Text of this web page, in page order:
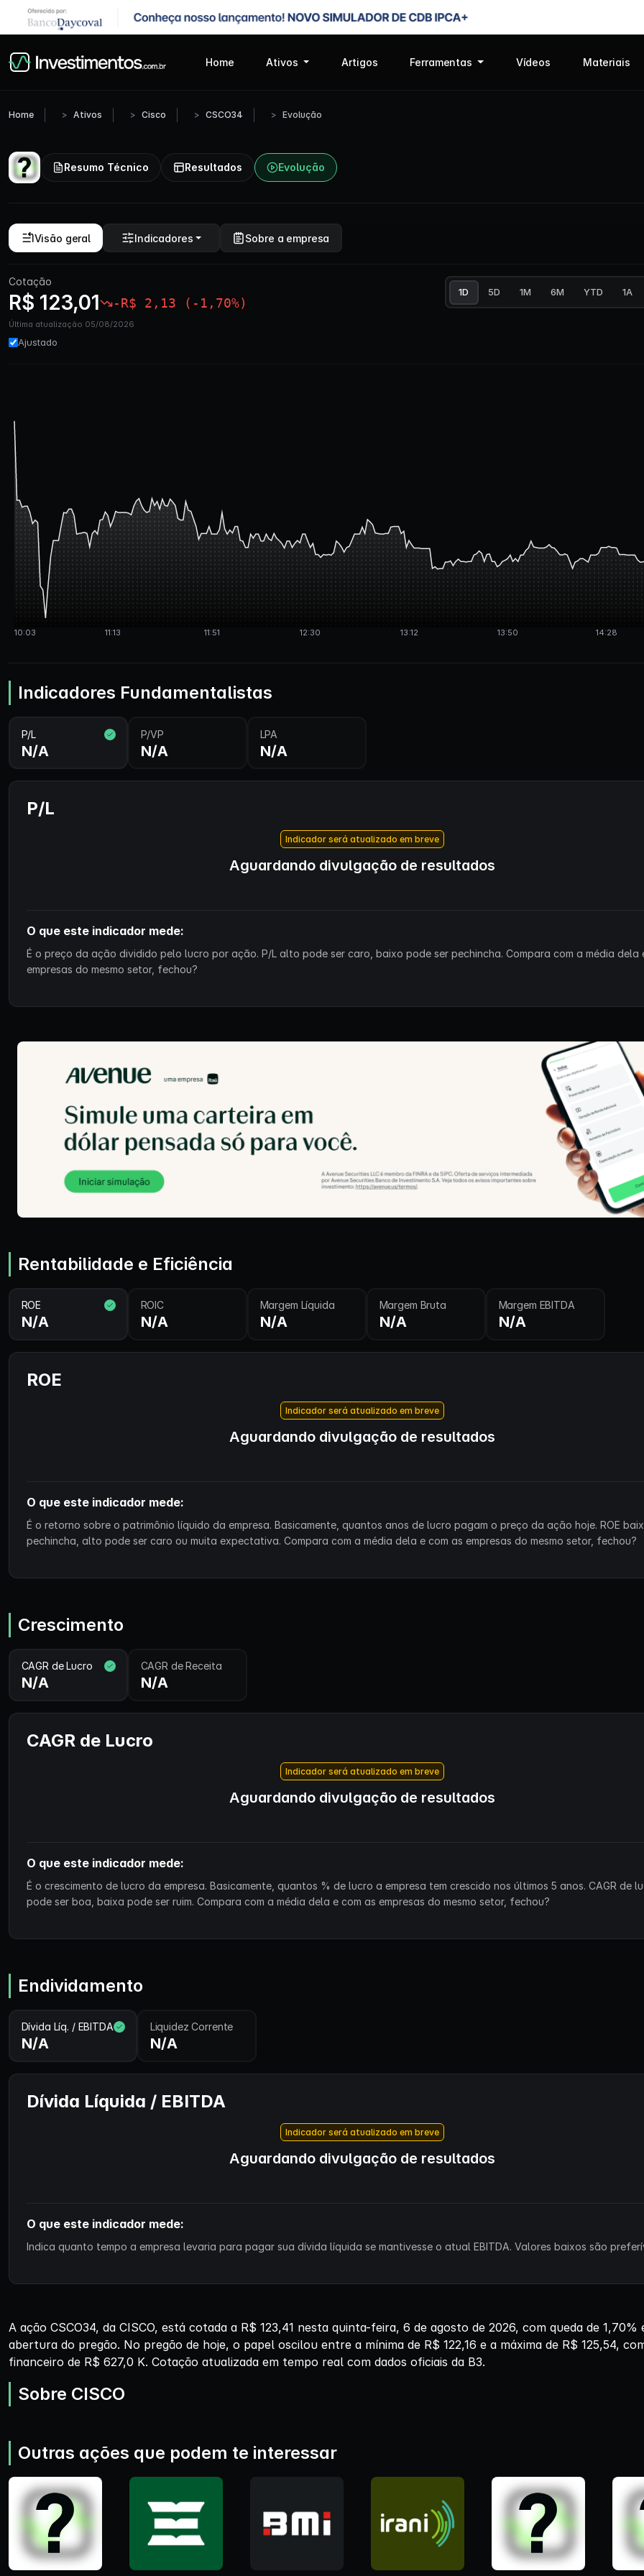
Home Ativos Artigos Ferramentas Vídeos Materiais
Home Ativos Cisco CSCO34 Evolução
Resumo Técnico Resultados Evolução
Visão geral Indicadores Sobre a empresa
Cotação
R$ 123,01 -R$ 2,13 (-1,70%)
Última atualização 05/08/2026
Ajustado
1D 5D 1M 6M YTD 1A
Indicadores Fundamentalistas
P/L
N/A
P/VP
N/A
LPA
N/A
P/L
Indicador será atualizado em breve
Aguardando divulgação de resultados
O que este indicador mede:
É o preço da ação dividido pelo lucro por ação. P/L alto pode ser caro, baixo pode ser pechincha. Compara com a média dela
empresas do mesmo setor, fechou?
Rentabilidade e Eficiência
ROE
N/A
ROIC
N/A
Margem Líquida
N/A
Margem Bruta
N/A
Margem EBITDA
N/A
ROE
Indicador será atualizado em breve
Aguardando divulgação de resultados
O que este indicador mede:
É o retorno sobre o patrimônio líquido da empresa. Basicamente, quantos anos de lucro pagam o preço da ação hoje. ROE
pechincha, alto pode ser caro ou muita expectativa. Compara com a média dela e com as empresas do mesmo setor, fechou?
Crescimento
CAGR de Lucro
N/A
CAGR de Receita
N/A
CAGR de Lucro
Indicador será atualizado em breve
Aguardando divulgação de resultados
O que este indicador mede:
É o crescimento de lucro da empresa. Basicamente, quantos % de lucro a empresa tem crescido nos últimos 5 anos. CAGR de
pode ser boa, baixa pode ser ruim. Compara com a média dela e com as empresas do mesmo setor, fechou?
Endividamento
Dívida Líq. / EBITDA
N/A
Liquidez Corrente
N/A
Dívida Líquida / EBITDA
Indicador será atualizado em breve
Aguardando divulgação de resultados
O que este indicador mede:
Indica quanto tempo a empresa levaria para pagar sua dívida líquida se mantivesse o atual EBITDA. Valores baixos são
A ação CSCO34, da CISCO, está cotada a R$ 123,41 nesta quinta-feira, 6 de agosto de 2026, com queda de 1,70%
abertura do pregão. No pregão de hoje, o papel oscilou entre a mínima de R$ 122,16 e a máxima de R$ 125,54,
financeiro de R$ 627,0 K. Cotação atualizada em tempo real com dados oficiais da B3.
Sobre CISCO
Outras ações que podem te interessar